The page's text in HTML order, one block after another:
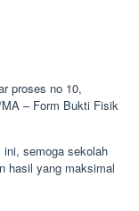
proses no 10,
– Form Bukti Fisik
semoga sekolah
hasil yang maksimal